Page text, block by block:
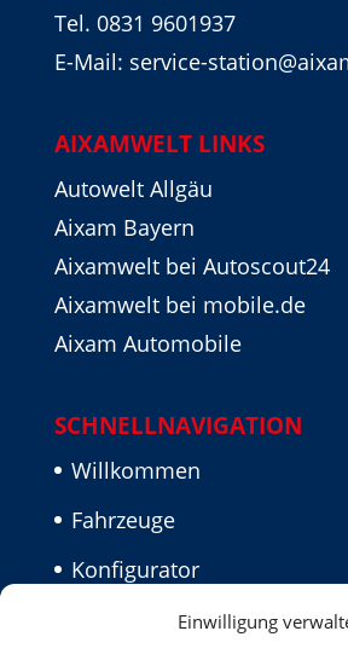
Einwilligung
Tel. 0831 9601937
E-Mail: service-
AIXAMWELT LINKS
Autowelt Allgäu
Aixam Bayern
Aixamwelt bei Autoscout24
Aixamwelt bei mobile.de
Aixam Automobile
SCHNELLNAVIGATION
Willkommen
Fahrzeuge
Konfigurator